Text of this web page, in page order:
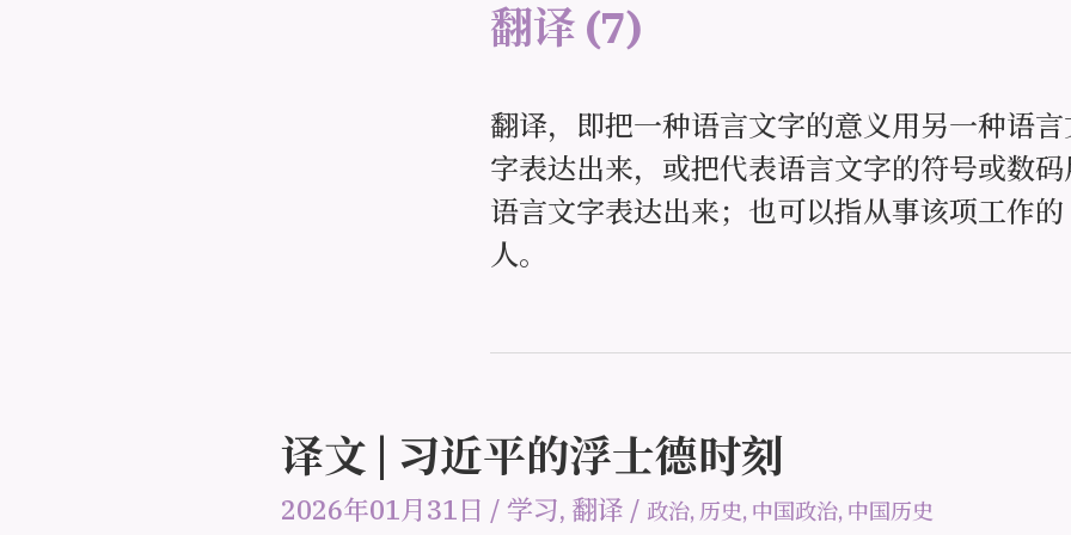
翻译 (7)
翻译，即把一种语言文字的意义用另一种语言
字表达出来，或把代表语言文字的符号或数码
语言文字表达出来；也可以指从事该项工作的
人。
译文 | 习近平的浮士德时刻
2026年01月31日 / 学习, 翻译 / 政治, 历史, 中国政治, 中国历史